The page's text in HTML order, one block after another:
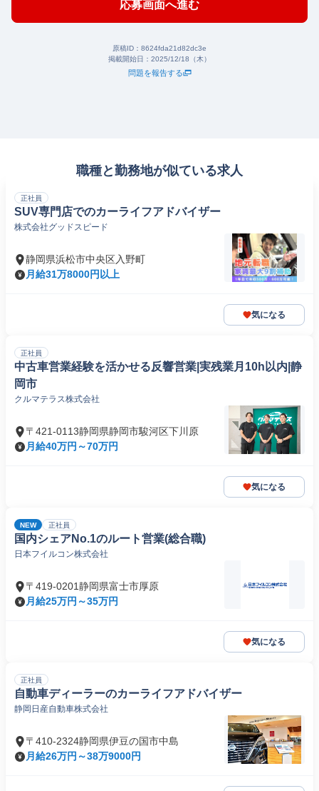
応募画面へ進む
原稿ID： 8624fda21d82dc3e
掲載開始日： 2025/12/18（木）
問題を報告する
職種と勤務地が似ている求人
正社員
SUV専門店でのカーライフアドバイザー
株式会社グッドスピード
静岡県浜松市中央区入野町
月給31万8000円以上
気になる
正社員
中古車営業経験を活かせる反響営業|実残業月10h以内|静
岡市
クルマテラス株式会社
〒421-0113静岡県静岡市駿河区下川原
月給40万円～70万円
気になる
NEW 正社員
国内シェアNo.1のルート営業(総合職)
日本フイルコン株式会社
〒419-0201静岡県富士市厚原
月給25万円～35万円
気になる
正社員
自動車ディーラーのカーライフアドバイザー
静岡日産自動車株式会社
〒410-2324静岡県伊豆の国市中島
月給26万円～38万9000円